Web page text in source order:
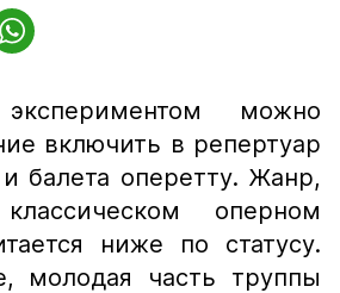
можно
включить в репертуар
балета оперетту. Жанр,
оперном
ниже по статусу.
молодая часть труппы